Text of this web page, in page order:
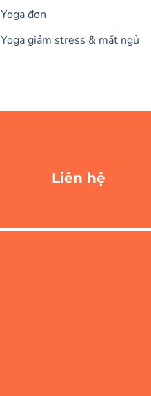
Yoga đơn
Yoga giảm stress & mất ngủ
Liên hệ